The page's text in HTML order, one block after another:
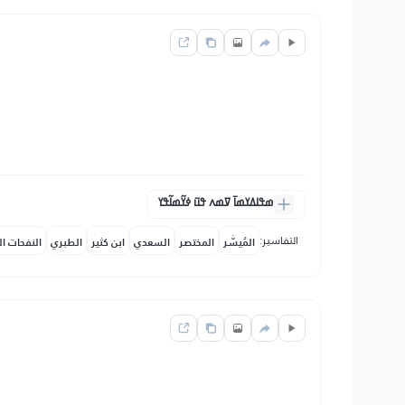
ߘߟߊߡߌߘߊ߫ ߜߘߍ ߟߎ߫ ߦߌ߬ߘߊ߬ߟߌ
التفاسير: المُيسَّر المختصر السعدي ابن كثير الطبري النفحات